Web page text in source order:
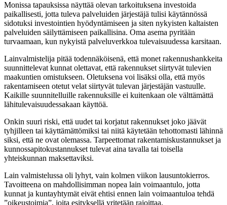
Monissa tapauksissa näyttää olevan tarkoituksena investoida
paikallisesti, jotta tuleva palveluiden järjestäjä tulisi käytännössä
sidotuksi investointien hyödyntämiseen ja siten nykyisten kaltaisten
palveluiden säilyttämiseen paikallisina. Oma asema pyritään
turvaamaan, kun nykyistä palveluverkkoa tulevaisuudessa karsitaan.
Lainvalmistelija pitää todennäköisenä, että monet rakennushankkeita
suunnittelevat kunnat olettavat, että rakennukset siirtyvät tulevien
maakuntien omistukseen. Oletuksena voi lisäksi olla, että myös
rakentamiseen otetut velat siirtyvät tulevan järjestäjän vastuulle.
Kaikille suunnitelluille rakennuksille ei kuitenkaan ole välttämättä
lähitulevaisuudessakaan käyttöä.
Onkin suuri riski, että uudet tai korjatut rakennukset joko jäävät
tyhjilleen tai käyttämättömiksi tai niitä käytetään tehottomasti lähinnä
siksi, että ne ovat olemassa. Tarpeettomat rakentamiskustannukset ja
kunnossapitokustannukset tulevat aina tavalla tai toisella
yhteiskunnan maksettaviksi.
Lain valmistelussa oli lyhyt, vain kolmen viikon lausuntokierros.
Tavoitteena on mahdollisimman nopea lain voimaantulo, jotta
kunnat ja kuntayhtymät eivät ehtisi ennen lain voimaantuloa tehdä
”oikeustoimia”, joita esityksellä yritetään rajoittaa.